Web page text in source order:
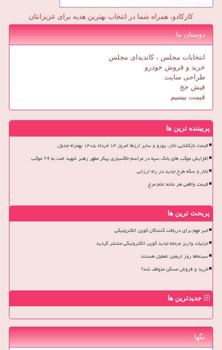
کارکادو، همراه شما در انتخاب بهترین هدیه برای عزیزانتان
دوستان ما
انتخابات مجلس ، کاندیدای مجلس
خرید و فروش خودرو
طراحی سایت
فیش حج
قیمت بیسیم
پربیننده ترین ها
قیمت بازگشایی دلار، یورو و سایر ارزها امروز ۱۳ خرداد ۱۴۰۵ بهمراه جدول
افزایش موکب های بانک سپه در مراسم خاکسپاری پیکر مطهر رهبر شهید امت به 14 موکب
دلار و سکه طرح جدید در راه ارزانی
قیمت واقعی هر شانه تخم مرغ
پربحث ترین ها
خبر مهم برای دریافت کنندگان کوپن الکترونیکی
جزئیات واریز مرحله جدید کوپن الکترونیکی منتشر گردید
سینماها روز اربعین تعطیل هستند
خرید و فروش مسکن متوقف شد؟
جدیدترین ها
تگها